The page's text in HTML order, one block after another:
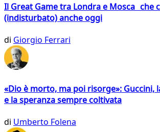
Il Great Game tra Londra e Mosca che
(indisturbato) anche oggi
di Giorgio Ferrari
«Dio è morto, ma poi risorge»: Guccini,
e la speranza sempre coltivata
di Umberto Folena